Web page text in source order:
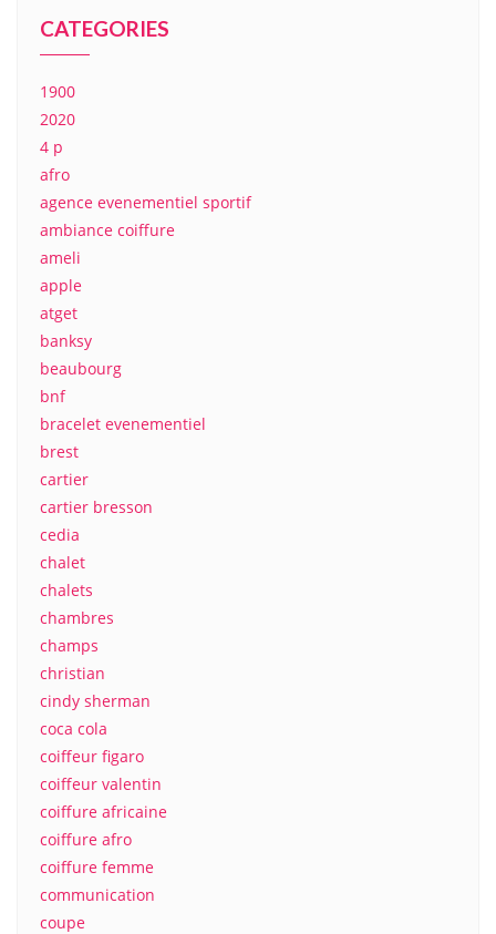
CATEGORIES
1900
2020
4 p
afro
agence evenementiel sportif
ambiance coiffure
ameli
apple
atget
banksy
beaubourg
bnf
bracelet evenementiel
brest
cartier
cartier bresson
cedia
chalet
chalets
chambres
champs
christian
cindy sherman
coca cola
coiffeur figaro
coiffeur valentin
coiffure africaine
coiffure afro
coiffure femme
communication
coupe